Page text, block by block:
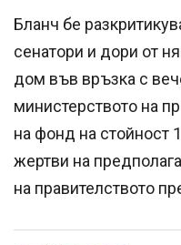
Бланч бе
сенатори и дори от
дом във връзка с
министерството на
на фонд на стойност
жертви на
на правителството